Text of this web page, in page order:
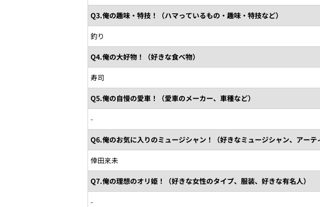
Q3.俺の趣味・特技！（ハマっているもの・趣味・特技など）
釣り
Q4.俺の大好物！（好きな食べ物）
寿司
Q5.俺の自慢の愛車！（愛車のメーカー、車種など）
-
Q6.俺のお気に入りのミュージシャン！（好きなミュージシャン、アーテ
倖田來未
Q7.俺の理想のオリ姫！（好きな女性のタイプ、服装、好きな有名人）
-